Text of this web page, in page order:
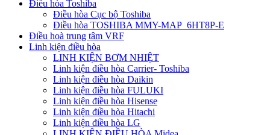
Điều hòa Toshiba
Điều hòa Cục bộ Toshiba
Điều hòa TOSHIBA MMY-MAP_6HT8P-E
Điều hoà trung tâm VRF
Linh kiện điều hòa
LINH KIỆN BƠM NHIỆT
Linh kiện điều hòa Carrier- Toshiba
Linh kiện điều hòa Daikin
Linh kiện điều hòa FULUKI
Linh kiện điều hòa Hisense
Linh kiện điều hòa Hitachi
Linh kiện điều hòa LG